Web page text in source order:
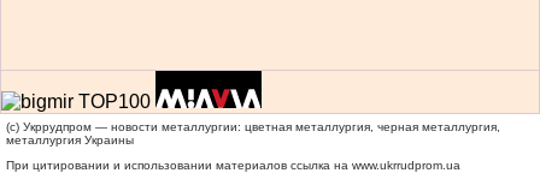
(c) Укррудпром — новости металлургии: цветная металлургия, черная металлургия,
металлургия Украины
При цитировании и использовании материалов ссылка на www.ukrrudprom.ua